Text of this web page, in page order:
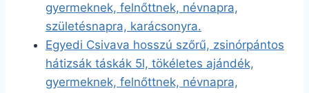
gyermeknek, felnőttnek, névnapra,
születésnapra, karácsonyra.
Egyedi Csivava hosszú szőrű, zsinórpántos
hátizsák táskák 5l, tökéletes ajándék,
gyermeknek, felnőttnek, névnapra,